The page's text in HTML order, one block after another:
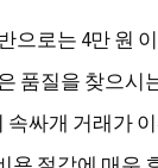
으로는 4만 원
품질을 찾으시
속싸개 거래가